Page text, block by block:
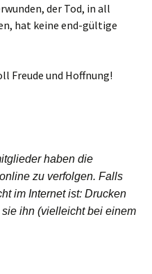
der Tod, in all
hat keine end-gültige
Freude und Hoffnung!
haben die
zu verfolgen. Falls
im Internet ist: Drucken
ihn (vielleicht bei einem